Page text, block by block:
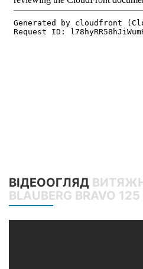
ВІДЕООГЛЯД
BLAUBERG BRAVO 125